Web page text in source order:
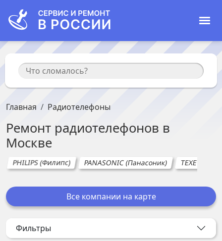
Главная Радиотелефоны
Ремонт радиотелефонов в
Москве
PHILIPS (Филипс) PANASONIC (Панасоник) TEXET
Все компании на карте
Фильтры